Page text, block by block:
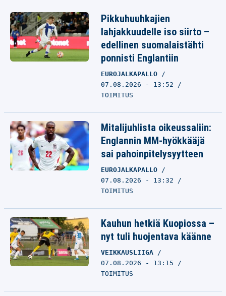
Pikkuhuuhkajien
lahjakkuudelle iso siirto –
edellinen suomalaistähti
ponnisti Englantiin
EUROJALKAPALLO
07.08.2026 - 13:52
TOIMITUS
Mitalijuhlista oikeussaliin:
Englannin MM-hyökkääjä
sai pahoinpitelysyytteen
EUROJALKAPALLO
07.08.2026 - 13:32
TOIMITUS
Kauhun hetkiä Kuopiossa –
nyt tuli huojentava käänne
VEIKKAUSLIIGA
07.08.2026 - 13:15
TOIMITUS